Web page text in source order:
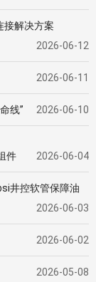
接解决方案
2026-06-12
2026-06-11
线” 2026-06-10
件 2026-06-04
井控软管保障油
2026-06-03
2026-06-02
2026-05-08